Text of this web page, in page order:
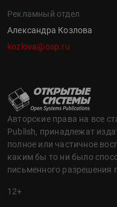
Рекламный отдел
Александра Козлова
kozlova@osp.ru
Авторские права на все
Publish, принадлежат
полное или частичное
каким бы то ни было
письменного разрешения
12+